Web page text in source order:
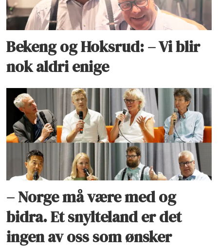
Bekeng og Hoksrud: – Vi blir
nok aldri enige
– Norge må være med og
bidra. Et snylteland er det
ingen av oss som ønsker